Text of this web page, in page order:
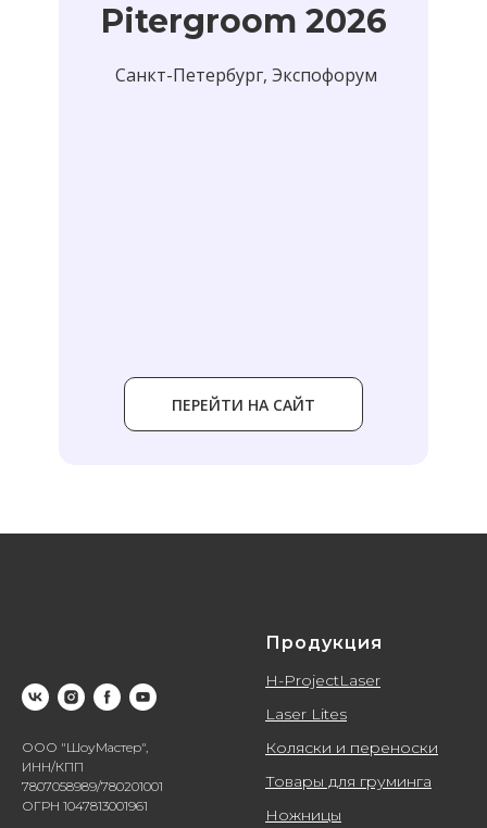
Pitergroom 2026
ПЕРЕЙТИ НА САЙТ
Санкт-Петербург, Экспофорум
ООО "ШоуМастер",
ИНН/КПП
7807058989/780201001
ОГРН 1047813001961
Продукция
H-ProjectLaser
Laser Lites
Коляски и переноски
Товары для груминга
Ножницы